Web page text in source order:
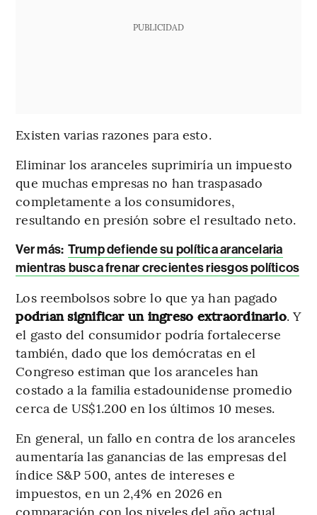
PUBLICIDAD
Existen varias razones para esto.
Eliminar los aranceles suprimiría un impuesto
que muchas empresas no han traspasado
completamente a los consumidores,
resultando en presión sobre el resultado neto.
Ver más: Trump defiende su política arancelaria
mientras busca frenar crecientes riesgos políticos
Los reembolsos sobre lo que ya han pagado
podrían significar un ingreso extraordinario. Y
el gasto del consumidor podría fortalecerse
también, dado que los demócratas en el
Congreso estiman que los aranceles han
costado a la familia estadounidense promedio
cerca de US$1.200 en los últimos 10 meses.
En general, un fallo en contra de los aranceles
aumentaría las ganancias de las empresas del
índice S&P 500, antes de intereses e
impuestos, en un 2,4% en 2026 en
comparación con los niveles del año actual,